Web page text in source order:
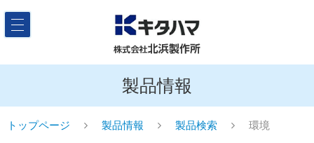
製品情報
トップページ 製品情報 製品検索 環境